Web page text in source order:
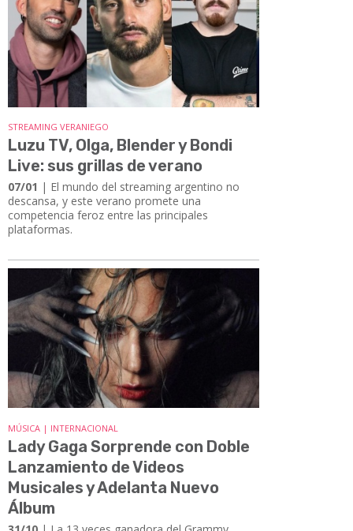
STREAMING VERANIEGO
Luzu TV, Olga, Blender y Bondi
Live: sus grillas de verano
07/01 | El mundo del streaming argentino no
descansa, y este verano promete una
competencia feroz entre las principales
plataformas.
MÚSICA | INTERNACIONAL
Lady Gaga Sorprende con Doble
Lanzamiento de Videos
Musicales y Adelanta Nuevo
Álbum